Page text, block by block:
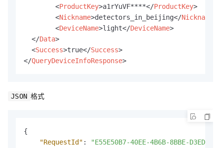
<ProductKey>a1rYuVF****</ProductKey>
<Nickname>detectors_in_beijing</Nickname
<DeviceName>light</DeviceName>
</Data>
<Success>true</Success>
</QueryDeviceInfoResponse>
JSON 格式
{
"RequestId" :
"E55E50B7-40EE-4B6B-8BBE-